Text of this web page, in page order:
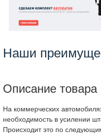
Наши
Описание товара
На коммерческих
необходимость в усилении
Происходит это по